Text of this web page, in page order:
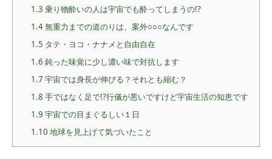
1.3 乗り物酔いの人は宇宙でも酔ってしまうの!?
1.4無重力までの道のりは、案外○○○なんです
1.5 タテ・ヨコ・ナナメと自由自在
1.6 鈍った味覚に少し濃い味で対抗します
1.7 宇宙では身長が伸びる？それとも縮む？
1.8 手ではなく足で!?行儀が悪いですけど宇宙生活の知恵です
1.9 宇宙での目まぐるしい１日
1.10 地球を見上げて気づいたこと